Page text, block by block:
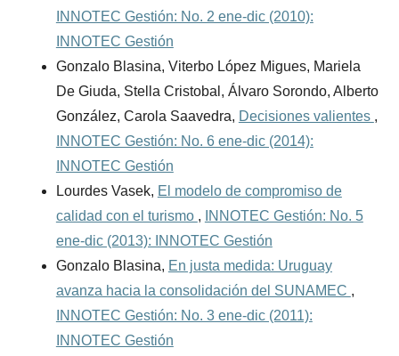
INNOTEC Gestión: No. 2 ene-dic (2010):
INNOTEC Gestión
Gonzalo Blasina, Viterbo López Migues, Mariela
De Giuda, Stella Cristobal, Álvaro Sorondo, Alberto
González, Carola Saavedra, Decisiones valientes ,
INNOTEC Gestión: No. 6 ene-dic (2014):
INNOTEC Gestión
Lourdes Vasek, El modelo de compromiso de
calidad con el turismo ,
INNOTEC Gestión: No. 5
ene-dic (2013): INNOTEC Gestión
Gonzalo Blasina, En justa medida: Uruguay
avanza hacia la consolidación del SUNAMEC ,
INNOTEC Gestión: No. 3 ene-dic (2011):
INNOTEC Gestión